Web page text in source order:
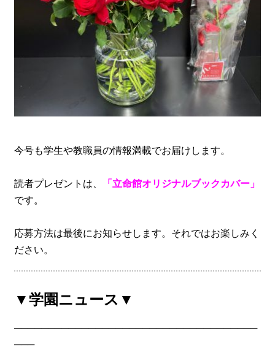
今号も学生や教職員の情報満載でお届けします。
読者プレゼントは、
「立命館オリジナルブックカバー」
です。
応募方法は最後にお知らせします。それではお楽しみく
ださい。
▼学園ニュース▼
────────────────────────────────────
───